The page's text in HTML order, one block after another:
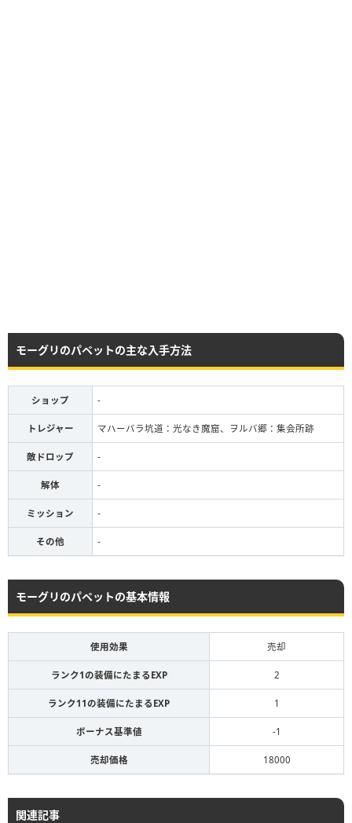
モーグリのパペットの主な入手方法
ショップ -
トレジャー マハーバラ坑道：光なき魔窟、ヲルバ郷：集会所跡
敵ドロップ -
解体 -
ミッション -
その他 -
モーグリのパペットの基本情報
使用効果 売却
ランク1の装備にたまるEXP 2
ランク11の装備にたまるEXP 1
ボーナス基準値 -1
売却価格 18000
関連記事